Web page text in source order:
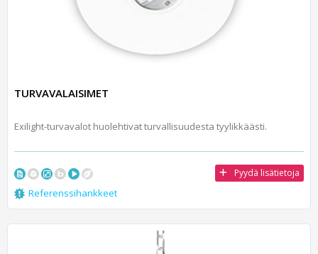
TURVAVALAISIMET
Exilight-turvavalot huolehtivat turvallisuudesta tyylikkäästi.
Pyydä lisätietoja
Referenssihankkeet